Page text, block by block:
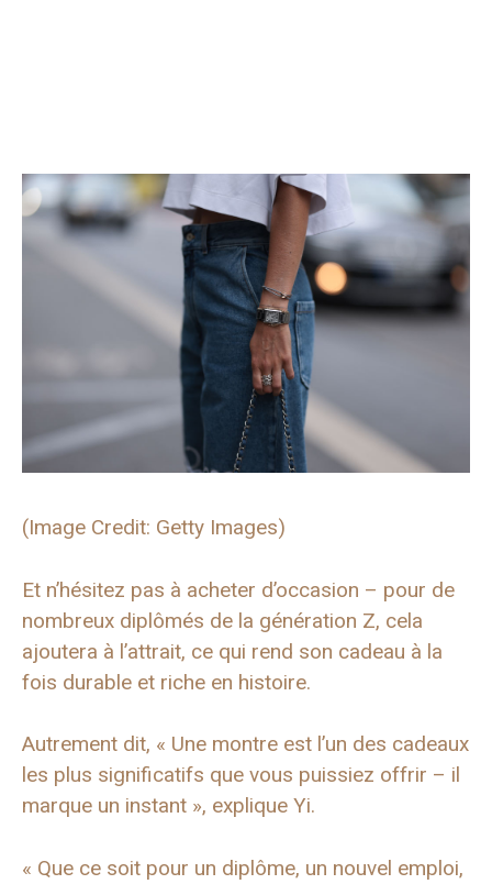
(Image Credit: Getty Images)
Et n’hésitez pas à acheter d’occasion – pour de
nombreux diplômés de la génération Z, cela
ajoutera à l’attrait, ce qui rend son cadeau à la
fois durable et riche en histoire.
Autrement dit, « Une montre est l’un des cadeaux
les plus significatifs que vous puissiez offrir – il
marque un instant », explique Yi.
« Que ce soit pour un diplôme, un nouvel emploi,